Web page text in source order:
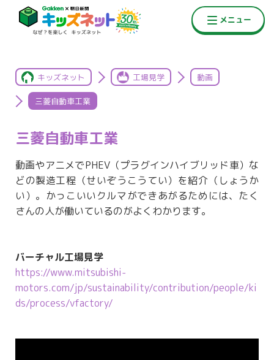
キッズネット 工場見学 動画
三菱自動車工業
三菱自動車工業
動画やアニメでPHEV（プラグインハイブリッド車）な
どの製造工程（せいぞうこうてい）を紹介（しょうか
い）。かっこいいクルマができあがるためには、たく
さんの人が働いているのがよくわかります。
バーチャル工場見学
https://www.mitsubishi-
motors.com/jp/sustainability/contribution/people/ki
ds/process/vfactory/